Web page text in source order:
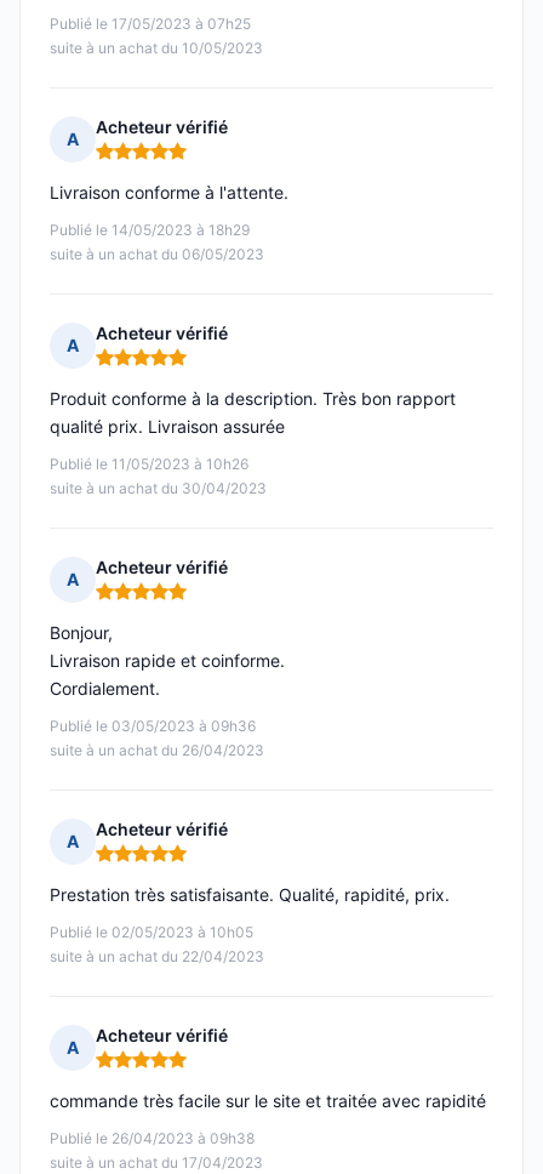
Publié le 17/05/2023 à 07h25
suite à un achat du 10/05/2023
A
Acheteur vérifié
Note : 5 sur 5
Publié le 14/05/2023 à 18h29
suite à un achat du 06/05/2023
Livraison conforme à l'attente.
A
Acheteur vérifié
Note : 5 sur 5
Publié le 11/05/2023 à 10h26
suite à un achat du 30/04/2023
Produit conforme à la description. Très bon rapport
qualité prix. Livraison assurée
A
Acheteur vérifié
Note : 5 sur 5
Publié le 03/05/2023 à 09h36
suite à un achat du 26/04/2023
Bonjour,
Livraison rapide et coinforme.
Cordialement.
A
Acheteur vérifié
Note : 5 sur 5
Publié le 02/05/2023 à 10h05
suite à un achat du 22/04/2023
Prestation très satisfaisante. Qualité, rapidité, prix.
A
Acheteur vérifié
Note : 5 sur 5
Publié le 26/04/2023 à 09h38
suite à un achat du 17/04/2023
commande très facile sur le site et traitée avec rapidité